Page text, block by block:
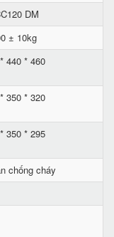
DM
± 10kg
440 * 460
350 * 320
350 * 295
chống cháy